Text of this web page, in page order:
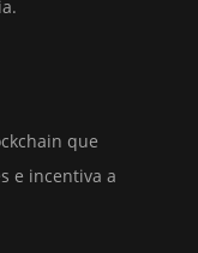
que
e incentiva a